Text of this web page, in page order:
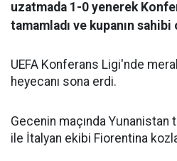
uzatmada 1-0 yenerek
tamamladı ve kupanın sahibi
UEFA Konferans Ligi'nde
heyecanı sona erdi.
Gecenin maçında
ile İtalyan ekibi Fiorentina